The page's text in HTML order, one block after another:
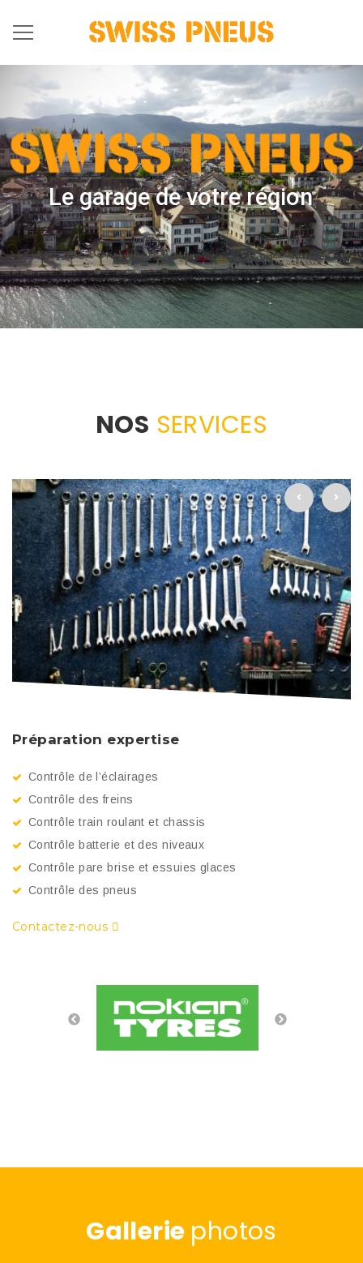
Le garage de votre région
NOS SERVICES
Préparation expertise
Contrôle de l’éclairages
Contrôle des freins
Contrôle train roulant et chassis
Contrôle batterie et des niveaux
Contrôle pare brise et essuies glaces
Contrôle des pneus
Contactez-nous
Gallerie photos